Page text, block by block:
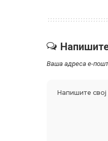
Ваша адреса е-